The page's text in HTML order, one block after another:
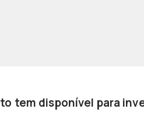
tem disponível para